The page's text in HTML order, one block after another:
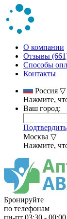
О компании
Отзывы
Способы
Контакты
Россия ▽
Нажмите,
Ваш город:
Подтвердить
Москва ▽
Нажмите,
Бронируйте
по телефонам
пн-пт 03:30 - 00:00